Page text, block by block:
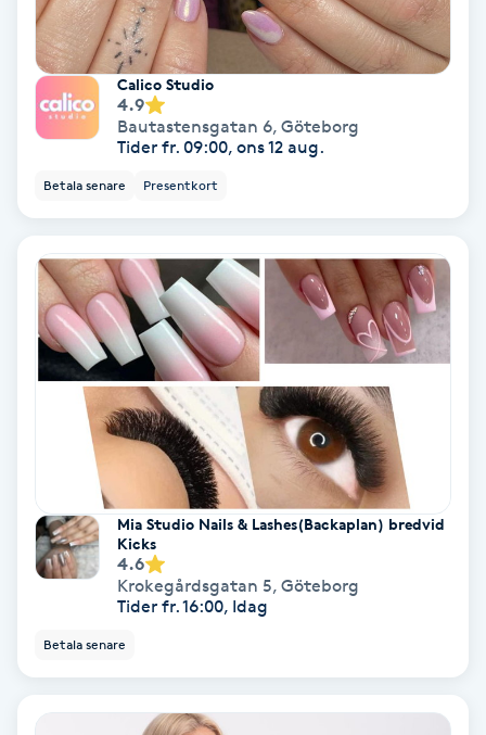
Hudföryngring
Huduppstramning
Hyperhidros
Hypnos
Hårborttagning
Hårbottenbehandling
Hårförlängning
Hårvård
Hälsa
Calico Studio
4.9
Bautastensgatan 6, Göteborg
Tider fr. 09:00, ons 12 aug.
Betala senare Presentkort
Mia Studio Nails & Lashes(Backaplan) bredvid
Kicks
4.6
Krokegårdsgatan 5, Göteborg
Tider fr. 16:00, Idag
Betala senare